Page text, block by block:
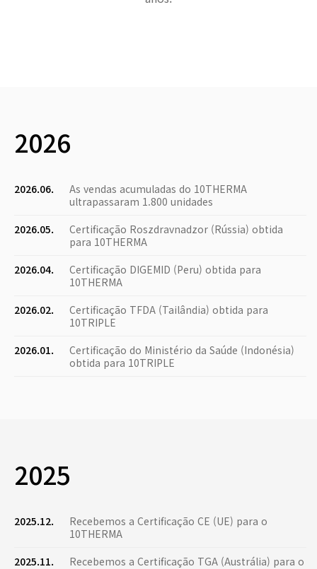
2026
2026.06.
As vendas acumuladas do 10THERMA
ultrapassaram 1.800 unidades
2026.05.
Certificação Roszdravnadzor (Rússia) obtida
para 10THERMA
2026.04.
Certificação DIGEMID (Peru) obtida para
10THERMA
2026.02.
Certificação TFDA (Tailândia) obtida para
10TRIPLE
2026.01.
Certificação do Ministério da Saúde (Indonésia)
obtida para 10TRIPLE
2025
2025.12.
Recebemos a Certificação CE (UE) para o
10THERMA
2025.11.
Recebemos a Certificação TGA (Austrália) para o